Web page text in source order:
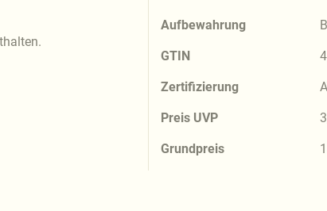
Aufbewahrung
GTIN
Zertifizierung
Preis UVP
Grundpreis